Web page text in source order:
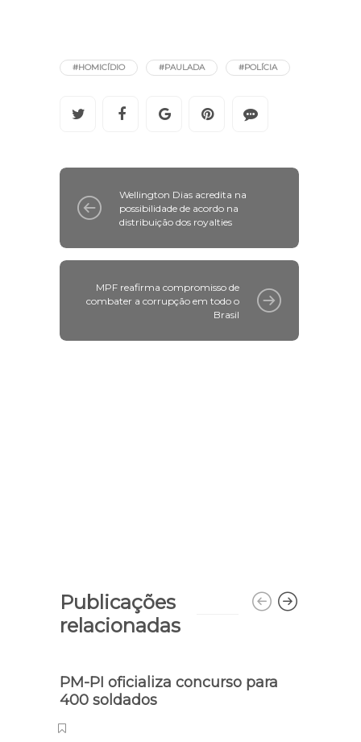
#HOMICÍDIO #PAULADA #POLÍCIA
Wellington Dias acredita na
possibilidade de acordo na
distribuição dos royalties
MPF reafirma compromisso de
combater a corrupção em todo o
Brasil
Publicações
relacionadas
PM-PI oficializa concurso para
400 soldados